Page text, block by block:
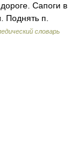
Сапоги в
Поднять п.
словарь